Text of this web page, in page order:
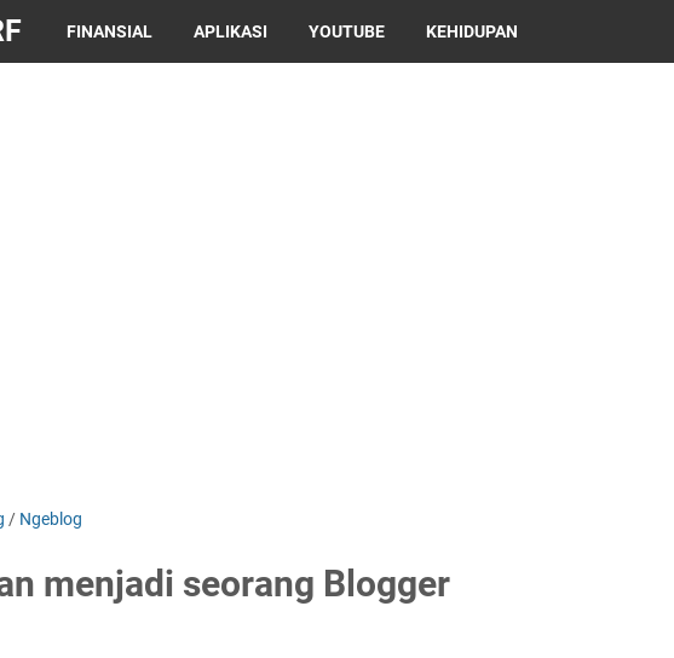
FINANSIAL APLIKASI YOUTUBE KEHIDUPAN
/ Ngeblog
menjadi seorang Blogger